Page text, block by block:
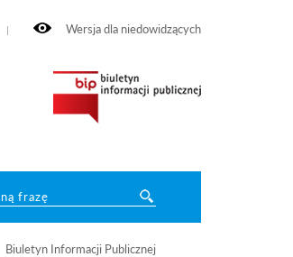
Wersja dla niedowidzących
Biuletyn Informacji Publicznej